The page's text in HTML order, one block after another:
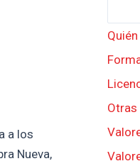
a los
Nueva,